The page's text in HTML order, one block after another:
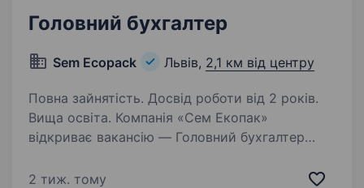
Головний бухгалтер
Sem Ecopack Львів, 2,1 км від центру
Повна зайнятість. Досвід роботи від 2 років.
Вища освіта. Компанія «Сем Екопак»
відкриває вакансію — Головний бухгалтер
Головного бухгалтера, який забезпечить
2 тиж. тому